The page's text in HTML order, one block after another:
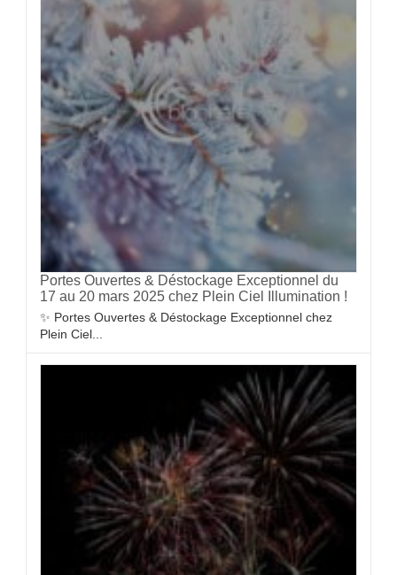
Portes Ouvertes & Déstockage Exceptionnel du
17 au 20 mars 2025 chez Plein Ciel Illumination !
✨ Portes Ouvertes & Déstockage Exceptionnel chez
Plein Ciel...